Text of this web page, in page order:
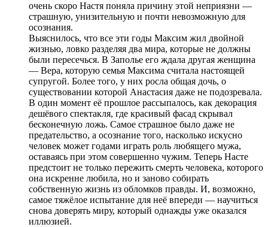
очень скоро Настя поняла причину этой неприязни —
страшную, унизительную и почти невозможную для
осознания.
Выяснилось, что все эти годы Максим жил двойной
жизнью, ловко разделяя два мира, которые не должны
были пересечься. В Заполье его ждала другая женщина
— Вера, которую семья Максима считала настоящей
супругой. Более того, у них росла общая дочь, о
существовании которой Анастасия даже не подозревала.
В один момент её прошлое рассыпалось, как декорация
дешёвого спектакля, где красивый фасад скрывал
бесконечную ложь. Самое страшное было даже не
предательство, а осознание того, насколько искусно
человек может годами играть роль любящего мужа,
оставаясь при этом совершенно чужим. Теперь Насте
предстоит не только пережить смерть человека, которого
она искренне любила, но и заново собирать
собственную жизнь из обломков правды. И, возможно,
самое тяжёлое испытание для неё впереди — научиться
снова доверять миру, который однажды уже оказался
иллюзией.